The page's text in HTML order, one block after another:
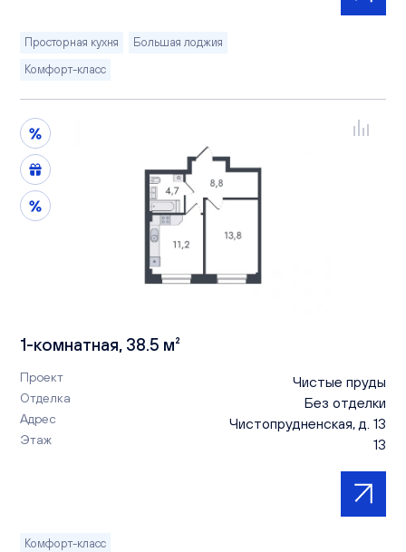
Просторная кухня
Большая лоджия
Комфорт-класс
1-комнатная, 38.5 м²
Проект Чистые пруды
Отделка Без отделки
Адрес Чистопрудненская, д. 13
Этаж 13
Комфорт-класс